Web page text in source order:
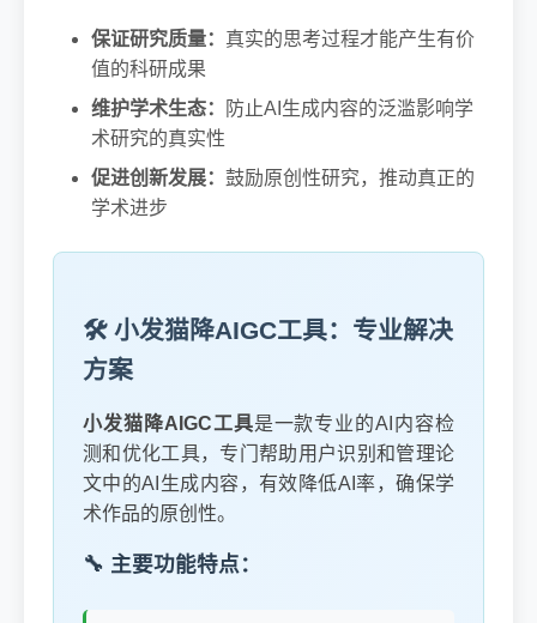
保证研究质量： 真实的思考过程才能产生有价
值的科研成果
维护学术生态：
防止AI生成内容的泛滥影响学
术研究的真实性
促进创新发展： 鼓励原创性研究，推动真正的
学术进步
🛠️ 小发猫降AIGC工具：专业解决
方案
小发猫降AIGC工具是一款专业的AI内容检
测和优化工具，专门帮助用户识别和管理论
文中的AI生成内容，有效降低AI率，确保学
术作品的原创性。
🔧 主要功能特点：